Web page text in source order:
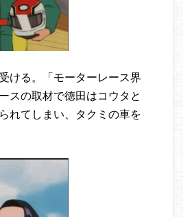
ける。「モーターレース界
スの取材で徳田はコウタと
れてしまい、タクミの車を